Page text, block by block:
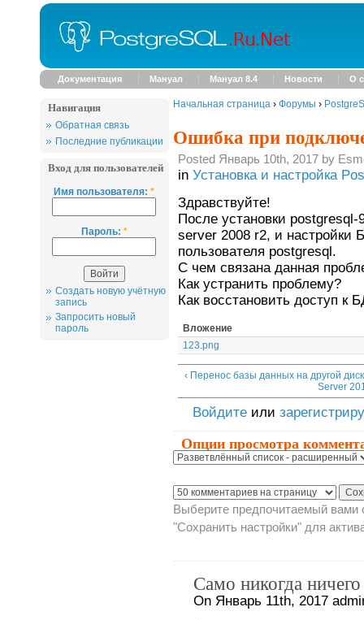
Документация Мануал Мануал 8.4 Новости О
Навигация
Обратная связь
Последние публикации
Вход для пользователей
Имя пользователя:*
Пароль: *
Создать новую учётную
запись
Запросить новый
пароль
Начальная страница› Форумы ›
Ошибка при
Posted Январь 10th, 2017 by
in Установка и настройка
Здравствуйте!
После установки
server 2008 r2, и настройки
пользователя postgresql.
С чем связана данная
Как устранить проблему?
Как восстановить доступ к
Вложение
123.png
‹ Перенос базы данных на другой
Server
Войдитеили
Опции просмотра
Выберите предпочитаемый вами
"Сохранить настройки" для
Само никогда
On Январь 11th, 2017